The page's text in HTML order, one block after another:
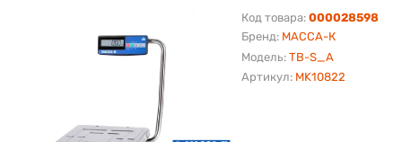
Бренд: МАССА-К
Модель: TB-S_A
Код товара: 000028598
Артикул: MK10822